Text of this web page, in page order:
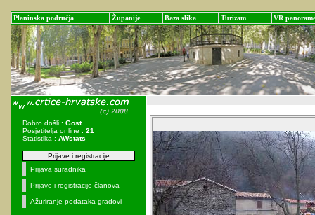
Planinska područja Županije Baza slika Turizam VR panorame
Dobro došli : Gost
Posjetitelja online : 21
Statistika : AWstats
Prijave i registracije
Prijava suradnika
Prijave i registracije članova
Ažuriranje podataka gradovi